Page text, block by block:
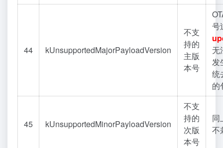
44 kUnsupportedMajorPayloadVersion
不支
持的
主版
本号
号
无
发
统
的
45 kUnsupportedMinorPayloadVersion
不支
持的
次版
本号
同
不